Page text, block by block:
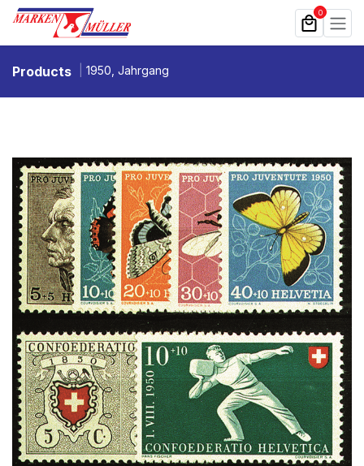
Zum Inhalt springen 0
Products 1950, Jahrgang